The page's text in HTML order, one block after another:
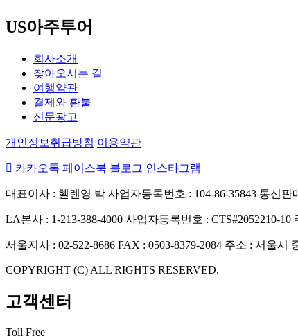
US아주투어
회사소개
찾아오시는 길
여행약관
결제와 환불
신문광고
개인정보취급방침 이용약관
카카오톡 페이스북 블로그 인스타그램
대표이사 : 헬렌영 박 사업자등록번호 : 104-86-35843 통신판
LA본사 : 1-213-388-4000 사업자등록번호 : CTS#2052210-10
서울지사 : 02-522-8686 FAX : 0503-8379-2084 주소 : 서울시
COPYRIGHT (C) ALL RIGHTS RESERVED.
고객센터
Toll Free